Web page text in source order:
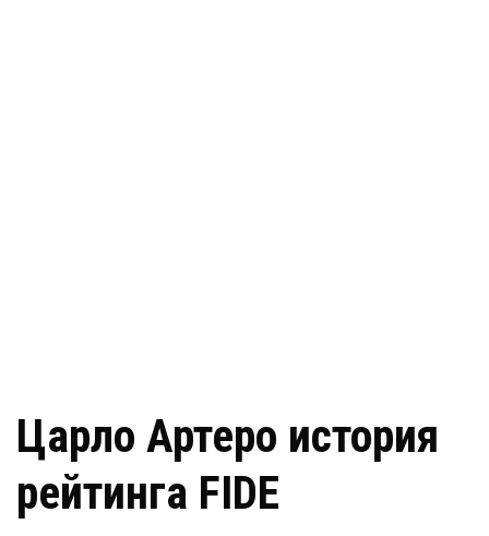
Царло Артеро история
рейтинга FIDE